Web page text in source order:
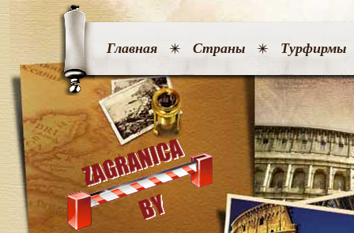
Главная Страны Турфирмы